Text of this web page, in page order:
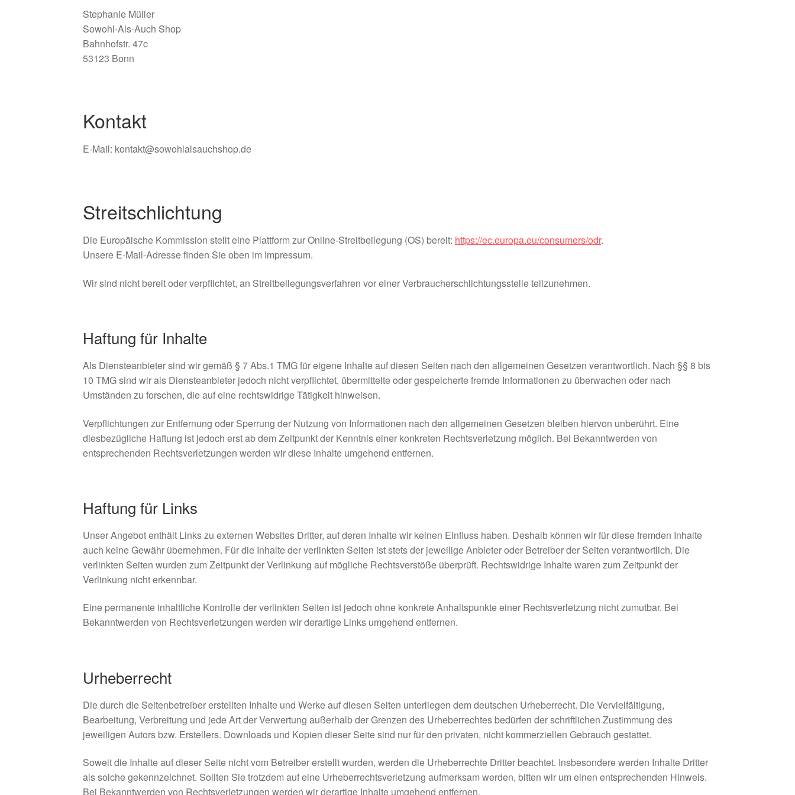
Stephanie Müller
Sowohl-Als-Auch Shop
Bahnhofstr. 47c
53123 Bonn
Kontakt
E-Mail: kontakt@sowohlalsauchshop.de
Streitschlichtung
Die Europäische Kommission stellt eine Plattform zur Online-Streitbeilegung (OS) bereit: https://ec.europa.eu/consumers/odr.
Unsere E-Mail-Adresse finden Sie oben im Impressum.
Wir sind nicht bereit oder verpflichtet, an Streitbeilegungsverfahren vor einer Verbraucherschlichtungsstelle teilzunehmen.
Haftung für Inhalte
Als Diensteanbieter sind wir gemäß § 7 Abs.1 TMG für eigene Inhalte auf diesen Seiten nach den allgemeinen Gesetzen verantwortlich. Nach §§ 8 bis
10 TMG sind wir als Diensteanbieter jedoch nicht verpflichtet, übermittelte oder gespeicherte fremde Informationen zu überwachen oder nach
Umständen zu forschen, die auf eine rechtswidrige Tätigkeit hinweisen.
Verpflichtungen zur Entfernung oder Sperrung der Nutzung von Informationen nach den allgemeinen Gesetzen bleiben hiervon unberührt. Eine
diesbezügliche Haftung ist jedoch erst ab dem Zeitpunkt der Kenntnis einer konkreten Rechtsverletzung möglich. Bei Bekanntwerden von
entsprechenden Rechtsverletzungen werden wir diese Inhalte umgehend entfernen.
Haftung für Links
Unser Angebot enthält Links zu externen Websites Dritter, auf deren Inhalte wir keinen Einfluss haben. Deshalb können wir für diese fremden Inhalte
auch keine Gewähr übernehmen. Für die Inhalte der verlinkten Seiten ist stets der jeweilige Anbieter oder Betreiber der Seiten verantwortlich. Die
verlinkten Seiten wurden zum Zeitpunkt der Verlinkung auf mögliche Rechtsverstöße überprüft. Rechtswidrige Inhalte waren zum Zeitpunkt der
Verlinkung nicht erkennbar.
Eine permanente inhaltliche Kontrolle der verlinkten Seiten ist jedoch ohne konkrete Anhaltspunkte einer Rechtsverletzung nicht zumutbar. Bei
Bekanntwerden von Rechtsverletzungen werden wir derartige Links umgehend entfernen.
Urheberrecht
Die durch die Seitenbetreiber erstellten Inhalte und Werke auf diesen Seiten unterliegen dem deutschen Urheberrecht. Die Vervielfältigung,
Bearbeitung, Verbreitung und jede Art der Verwertung außerhalb der Grenzen des Urheberrechtes bedürfen der schriftlichen Zustimmung des
jeweiligen Autors bzw. Erstellers. Downloads und Kopien dieser Seite sind nur für den privaten, nicht kommerziellen Gebrauch gestattet.
Soweit die Inhalte auf dieser Seite nicht vom Betreiber erstellt wurden, werden die Urheberrechte Dritter beachtet. Insbesondere werden Inhalte Dritter
als solche gekennzeichnet. Sollten Sie trotzdem auf eine Urheberrechtsverletzung aufmerksam werden, bitten wir um einen entsprechenden Hinweis.
Bei Bekanntwerden von Rechtsverletzungen werden wir derartige Inhalte umgehend entfernen.